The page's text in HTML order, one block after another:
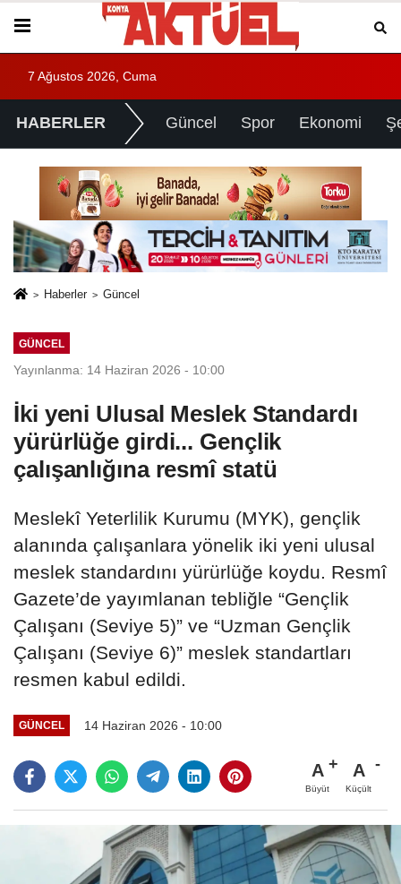
7 Ağustos 2026, Cuma
HABERLER Güncel Spor Ekonomi
Haberler Güncel
GÜNCEL
Yayınlanma: 14 Haziran 2026 - 10:00
İki yeni Ulusal Meslek Standardı
yürürlüğe girdi... Gençlik
çalışanlığına resmî statü
Meslekî Yeterlilik Kurumu (MYK), gençlik
alanında çalışanlara yönelik iki yeni ulusal
meslek standardını yürürlüğe koydu. Resmî
Gazete’de yayımlanan tebliğle “Gençlik
Çalışanı (Seviye 5)” ve “Uzman Gençlik
Çalışanı (Seviye 6)” meslek standartları
resmen kabul edildi.
GÜNCEL 14 Haziran 2026 - 10:00
A
Büyüt
A
Küçült